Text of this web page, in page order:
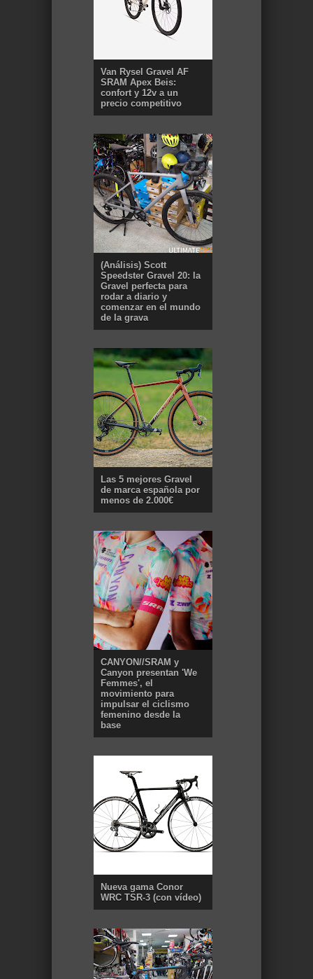
Van Rysel Gravel AF
SRAM Apex Beis:
confort y 12v a un
precio competitivo
(Análisis) Scott
Speedster Gravel 20: la
Gravel perfecta para
rodar a diario y
comenzar en el mundo
de la grava
Las 5 mejores Gravel
de marca española por
menos de 2.000€
CANYON//SRAM y
Canyon presentan 'We
Femmes', el
movimiento para
impulsar el ciclismo
femenino desde la
base
Nueva gama Conor
WRC TSR-3 (con vídeo)